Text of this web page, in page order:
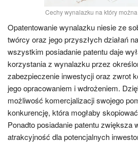
Cechy wynalazku na który
Opatentowanie wynalazku niesie ze
twórcy oraz jego przyszłych działań
wszystkim posiadanie patentu daje
korzystania z wynalazku przez
zabezpieczenie inwestycji oraz zwrot
jego opracowaniem i wdrożeniem.
możliwość komercjalizacji swojego
konkurencję, która mogłaby
Ponadto posiadanie patentu zwiększa
atrakcyjność dla potencjalnych